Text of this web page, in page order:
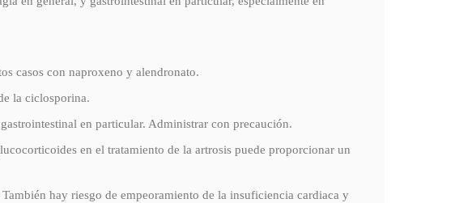
casos con naproxeno y alendronato.
la ciclosporina.
en particular. Administrar con precaución.
en el tratamiento de la artrosis puede proporcionar un
hay riesgo de empeoramiento de la insuficiencia cardiaca y